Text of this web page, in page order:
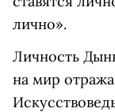
лично».
Личность
на мир